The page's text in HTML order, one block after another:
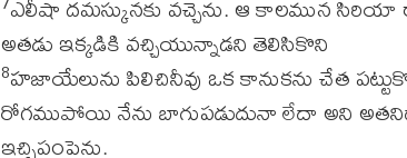
అతడు ఇక్కడికి వచ్చియున్నాడని తెలిసికొని
8హజాయేలును పిలిచినీవు ఒక కానుకను చేత
రోగముపోయి నేను బాగుపడుదునా లేదా అని
ఇచ్చిపంపెను.